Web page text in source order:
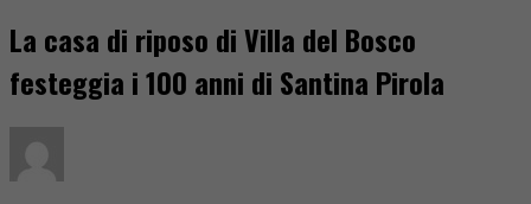
La casa di riposo di Villa del Bosco
festeggia i 100 anni di Santina Pirola